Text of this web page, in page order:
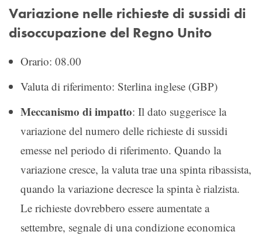
Variazione nelle richieste di sussidi di
disoccupazione del Regno Unito
Orario: 08.00
Valuta di riferimento: Sterlina inglese (GBP)
Meccanismo di impatto: Il dato suggerisce la
variazione del numero delle richieste di sussidi
emesse nel periodo di riferimento. Quando la
variazione cresce, la valuta trae una spinta ribassista,
quando la variazione decresce la spinta è rialzista.
Le richieste dovrebbero essere aumentate a
settembre, segnale di una condizione economica